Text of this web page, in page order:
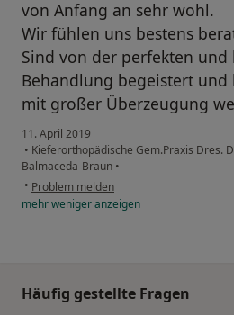
von Anfang an sehr wohl.
Wir fühlen uns bestens
Sind von der perfekten und
Behandlung begeistert und
mit großer Überzeugung
11. April 2019
• Kieferorthopädische Gem.Praxis Dres.
Balmaceda-Braun •
• Problem melden
mehrwenigeranzeigen
Häufig gestellte Fragen